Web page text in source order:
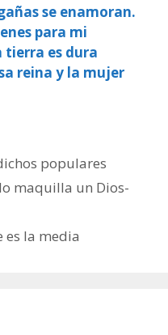
se enamoran.
para mi
tierra es dura
reina y la mujer
populares
maquilla un Dios-
es la media